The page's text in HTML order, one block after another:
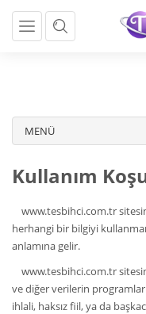
}
MENÜ
Kullanım
www.tesbihci.com.tr
herhangi bir bilgiyi
anlamına gelir.
www.tesbihci.com.tr
ve diğer verilerin
ihlali, haksız fiil, ya da